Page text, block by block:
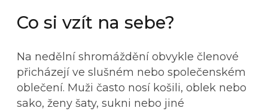
Co si vzít na sebe?
Na nedělní shromáždění obvykle členové
přicházejí ve slušném nebo společenském
oblečení. Muži často nosí košili, oblek nebo
sako, ženy šaty, sukni nebo jiné